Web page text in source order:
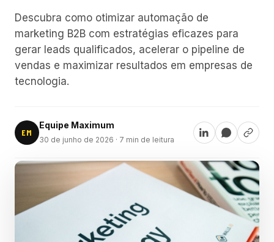
Descubra como otimizar automação de
marketing B2B com estratégias eficazes para
gerar leads qualificados, acelerar o pipeline de
vendas e maximizar resultados em empresas de
tecnologia.
EM
Equipe Maximum
30 de junho de 2026 · 7 min de leitura